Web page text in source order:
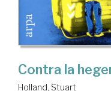
Contra la
Holland, Stuart